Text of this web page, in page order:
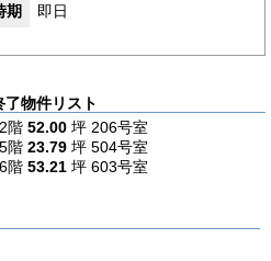
期
即日
物件リスト
2階 52.00 坪 206号室
5階 23.79 坪 504号室
6階 53.21 坪 603号室